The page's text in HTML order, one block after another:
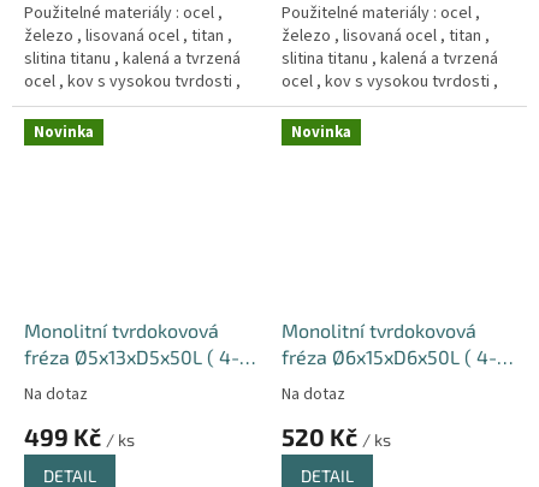
Použitelné materiály : ocel ,
železo , lisovaná ocel , titan ,
slitina titanu , kalená a tvrzená
ocel , kov s vysokou tvrdosti ,
Měd´ , litina .
Použitelné materiály : ocel ,
železo , lisovaná ocel , titan ,
slitina titanu , kalená a tvrzená
ocel , kov s vysokou tvrdosti ,
Měd´ , litina .
Novinka
Monolitní tvrdokovová
fréza Ø5x13xD5x50L ( 4-
Na dotaz
499 Kč / ks
DETAIL
Novinka
Monolitní tvrdokovová
fréza Ø6x15xD6x50L ( 4-
Na dotaz
520 Kč / ks
DETAIL